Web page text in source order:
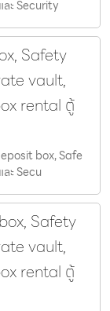
ะ Security
Safety
vault,
rental ตู้
box, Safe
ะ Secu
Safety
vault,
rental ตู้